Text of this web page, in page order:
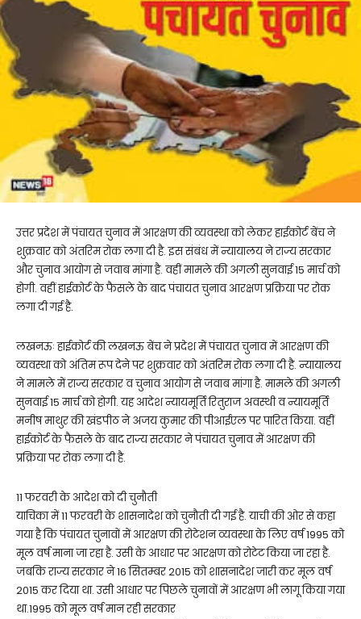
उत्तर प्रदेश में पंचायत चुनाव में आरक्षण की व्यवस्था को लेकर हाईकोर्ट बेंच ने
शुक्रवार को अंतरिम रोक लगा दी है. इस संबंध में न्यायालय ने राज्य सरकार
और चुनाव आयोग से जवाब मांगा है. वहीं मामले की अगली सुनवाई 15 मार्च को
होगी. वहीं हाईकोर्ट के फैसले के बाद पंचायत चुनाव आरक्षण प्रक्रिया पर रोक
लगा दी गई है.
लखनऊः हाईकोर्ट की लखनऊ बेंच ने प्रदेश में पंचायत चुनाव में आरक्षण की
व्यवस्था को अंतिम रूप देने पर शुक्रवार को अंतरिम रोक लगा दी है. न्यायालय
ने मामले में राज्य सरकार व चुनाव आयोग से जवाब मांगा है. मामले की अगली
सुनवाई 15 मार्च को होगी. यह आदेश न्यायमूर्ति रितुराज अवस्थी व न्यायमूर्ति
मनीष माथुर की खंडपीठ ने अजय कुमार की पीआईएल पर पारित किया. वहीं
हाईकोर्ट के फैसले के बाद राज्य सरकार ने पंचायत चुनाव में आरक्षण की
प्रक्रिया पर रोक लगा दी है.
11 फरवरी के आदेश को दी चुनौती
याचिका में 11 फरवरी के शासनादेश को चुनौती दी गई है. याची की ओर से कहा
गया है कि पंचायत चुनावों में आरक्षण की रोटेशन व्यवस्था के लिए वर्ष 1995 को
मूल वर्ष माना जा रहा है. उसी के आधार पर आरक्षण को रोटेट किया जा रहा है.
जबकि राज्य सरकार ने 16 सितम्बर 2015 को शासनादेश जारी कर मूल वर्ष
2015 कर दिया था. उसी आधार पर पिछले चुनावों में आरक्षण भी लागू किया गया
था.1995 को मूल वर्ष मान रही सरकार